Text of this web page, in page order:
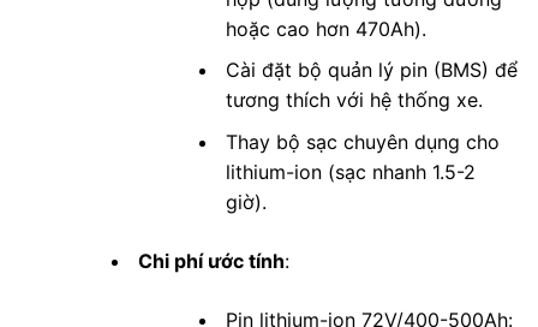
hoặc cao hơn 470Ah).
Cài đặt bộ quản lý pin (BMS) để
tương thích với hệ thống xe.
Thay bộ sạc chuyên dụng cho
lithium-ion (sạc nhanh 1.5-2
giờ).
Chi phí ước tính:
Pin lithium-ion 72V/400-500Ah: